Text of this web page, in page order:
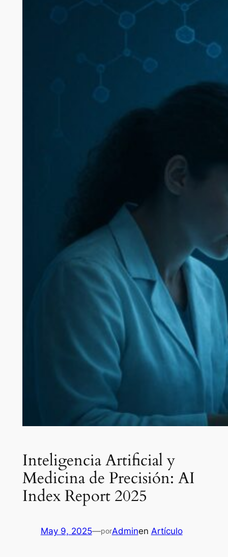
Inteligencia Artificial y
Medicina de Precisión: AI
Index Report 2025
May 9, 2025—porAdminen Artículo